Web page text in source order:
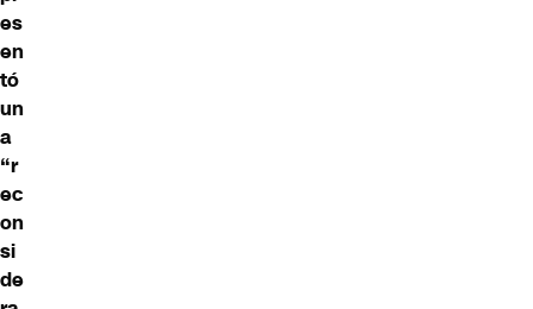
es
en
tó
un
a
“r
ec
on
si
de